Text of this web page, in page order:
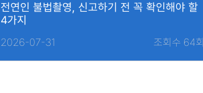
전연인 불법촬영, 신고하기 전 꼭 확인해야 할
4가지
2026-07-31 조회수 64회